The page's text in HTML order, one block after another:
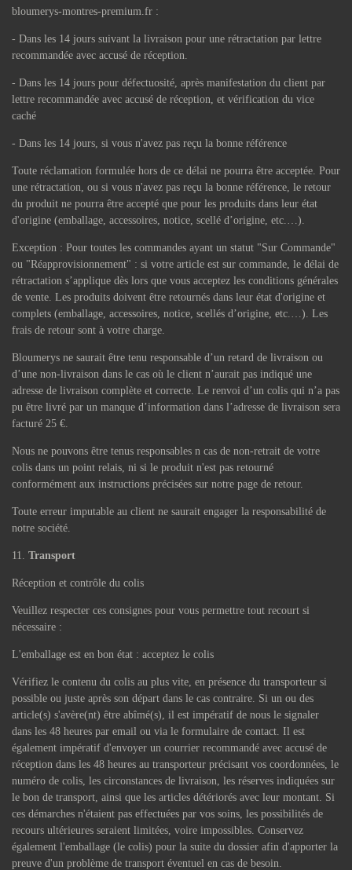
bloumerys-montres-premium.fr :
- Dans les 14 jours suivant la livraison pour une rétractation par lettre
recommandée avec accusé de réception.
- Dans les 14 jours pour défectuosité, après manifestation du client par
lettre recommandée avec accusé de réception, et vérification du vice
caché
- Dans les 14 jours, si vous n'avez pas reçu la bonne référence
Toute réclamation formulée hors de ce délai ne pourra être acceptée. Pour
une rétractation, ou si vous n'avez pas reçu la bonne référence, le retour
du produit ne pourra être accepté que pour les produits dans leur état
d'origine (emballage, accessoires, notice, scellé d’origine, etc.…).
Exception : Pour toutes les commandes ayant un statut "Sur Commande"
ou "Réapprovisionnement" : si votre article est sur commande, le délai de
rétractation s’applique dès lors que vous acceptez les conditions générales
de vente. Les produits doivent être retournés dans leur état d'origine et
complets (emballage, accessoires, notice, scellés d’origine, etc.…). Les
frais de retour sont à votre charge.
Bloumerys ne saurait être tenu responsable d’un retard de livraison ou
d’une non-livraison dans le cas où le client n’aurait pas indiqué une
adresse de livraison complète et correcte. Le renvoi d’un colis qui n’a pas
pu être livré par un manque d’information dans l’adresse de livraison sera
facturé 25 €.
Nous ne pouvons être tenus responsables n cas de non-retrait de votre
colis dans un point relais, ni si le produit n'est pas retourné
conformément aux instructions précisées sur notre page de retour.
Toute erreur imputable au client ne saurait engager la responsabilité de
notre société.
Transport
Réception et contrôle du colis
Veuillez respecter ces consignes pour vous permettre tout recourt si
nécessaire :
L'emballage est en bon état : acceptez le colis
Vérifiez le contenu du colis au plus vite, en présence du transporteur si
possible ou juste après son départ dans le cas contraire. Si un ou des
article(s) s'avère(nt) être abîmé(s), il est impératif de nous le signaler
dans les 48 heures par email ou via le formulaire de contact. Il est
également impératif d'envoyer un courrier recommandé avec accusé de
réception dans les 48 heures au transporteur précisant vos coordonnées, le
numéro de colis, les circonstances de livraison, les réserves indiquées sur
le bon de transport, ainsi que les articles détériorés avec leur montant. Si
ces démarches n'étaient pas effectuées par vos soins, les possibilités de
recours ultérieures seraient limitées, voire impossibles. Conservez
également l'emballage (le colis) pour la suite du dossier afin d'apporter la
preuve d'un problème de transport éventuel en cas de besoin.